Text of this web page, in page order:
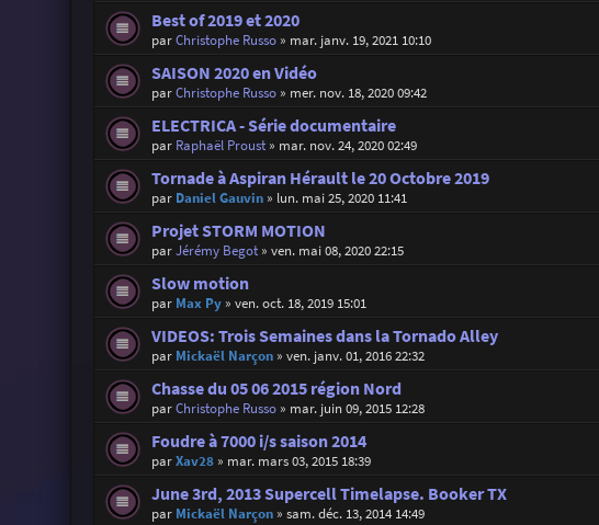
Best of 2019 et 2020
parChristophe Russo» mar. janv. 19, 2021 10:10
SAISON 2020 en Vidéo
parChristophe Russo» mer. nov. 18, 2020 09:42
ELECTRICA - Série documentaire
par Raphaël Proust» mar. nov. 24, 2020 02:49
Tornade à Aspiran Hérault le 20 Octobre 2019
par Daniel Gauvin» lun. mai 25, 2020 11:41
Projet STORM MOTION
parJérémy Begot» ven. mai 08, 2020 22:15
Slow motion
par Max Py» ven. oct. 18, 2019 15:01
VIDEOS: Trois Semaines dans la Tornado Alley
par Mickaël Narçon» ven. janv. 01, 2016 22:32
Chasse du 05 06 2015 région Nord
parChristophe Russo» mar. juin 09, 2015 12:28
Foudre à 7000 i/s saison 2014
parXav28» mar. mars 03, 2015 18:39
June 3rd, 2013 Supercell Timelapse. Booker TX
par Mickaël Narçon» sam. déc. 13, 2014 14:49